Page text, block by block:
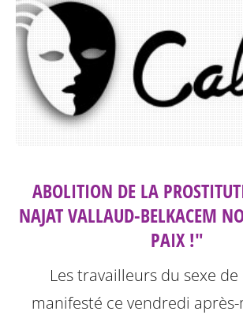
ABOLITION DE LA
NAJAT VALLAUD-BELKACEM
PAIX !"
Les travailleurs du sexe
manifesté ce vendredi